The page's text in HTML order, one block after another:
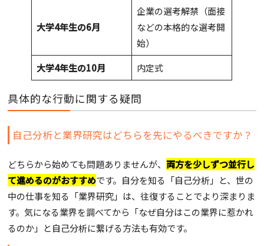
大学4年生の6月
企業の選考解禁（面接
などの本格的な選考開
始）
大学4年生の10月
内定式
具体的な行動に関する疑問
自己分析と業界研究はどちらを先にやるべきですか？
どちらから始めても問題ありませんが、 両方を少しずつ並行し
て進めるのがおすすめです。自分を知る「自己分析」と、世の
中の仕事を知る「業界研究」は、往復することでより深まりま
す。気になる業界を調べてから「なぜ自分はこの業界に惹かれ
るのか」と自己分析に繋げる方法も有効です。